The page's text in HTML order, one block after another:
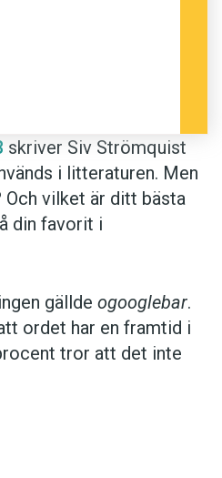
skriver Siv Strömquist
i litteraturen. Men
Och vilket är ditt bästa
din favorit i
gällde ogooglebar.
ordet har en framtid i
tror att det inte